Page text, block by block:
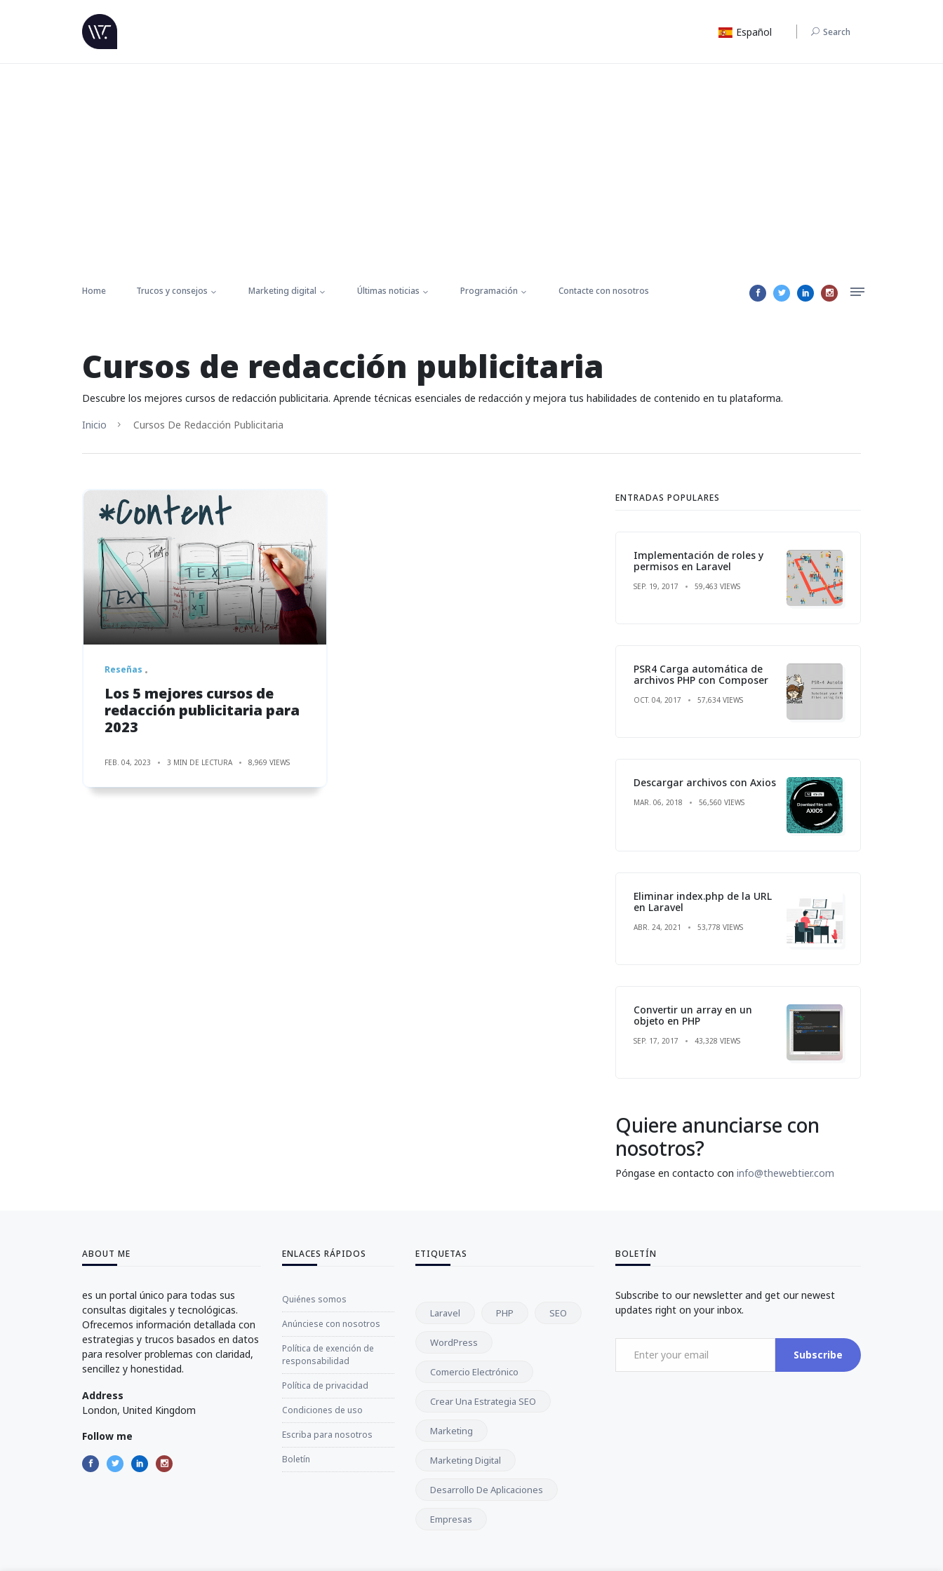
Español Search
Home Trucos y consejos Marketing digital Últimas noticias Programación Contacte con nosotros
Cursos de redacción publicitaria
Descubre los mejores cursos de redacción publicitaria. Aprende técnicas esenciales de redacción y mejora tus habilidades de contenido en tu plataforma.
Inicio
Cursos De Redacción Publicitaria
Reseñas
Los 5 mejores cursos de
redacción publicitaria para
2023
FEB. 04, 2023 3 MIN DE LECTURA 8,969 VIEWS
ENTRADAS POPULARES
Implementación de roles y
permisos en Laravel
SEP. 19, 2017 59,463 VIEWS
PSR4 Carga automática de
archivos PHP con Composer
OCT. 04, 2017 57,634 VIEWS
Descargar archivos con Axios
MAR. 06, 2018 56,560 VIEWS
Eliminar index.php de la URL
en Laravel
ABR. 24, 2021 53,778 VIEWS
Convertir un array en un
objeto en PHP
SEP. 17, 2017 43,328 VIEWS
Quiere anunciarse con
nosotros?
Póngase en contacto con info@thewebtier.com
ABOUT ME
es un portal único para todas sus
consultas digitales y tecnológicas.
Ofrecemos información detallada con
estrategias y trucos basados en datos
para resolver problemas con claridad,
sencillez y honestidad.
Address
London, United Kingdom
Follow me
ENLACES RÁPIDOS
Quiénes somos
Anúnciese con nosotros
Política de exención de
responsabilidad
Política de privacidad
Condiciones de uso
Escriba para nosotros
Boletín
ETIQUETAS
Laravel PHP SEO
WordPress
Comercio Electrónico
Crear Una Estrategia SEO
Marketing
Marketing Digital
Desarrollo De Aplicaciones
Empresas
BOLETÍN
Subscribe to our newsletter and get our newest
updates right on your inbox.
Subscribe